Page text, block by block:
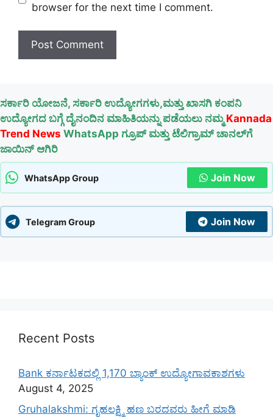
browser for the next time I comment.
ಸರ್ಕಾರಿ ಯೋಜನೆ, ಸರ್ಕಾರಿ ಉದ್ಯೋಗಗಳು,ಮತ್ತು ಖಾಸಗಿ ಕಂಪನಿ
ಉದ್ಯೋಗದ ಬಗ್ಗೆ ದೈನಂದಿನ ಮಾಹಿತಿಯನ್ನು ಪಡೆಯಲು ನಮ್ಮKannada
Trend News WhatsApp ಗ್ರೂಪ್ ಮತ್ತು ಟೆಲಿಗ್ರಾಮ್ ಚಾನಲ್‌ಗೆ
ಜಾಯಿನ್ ಆಗಿರಿ
WhatsApp Group Join Now
Telegram Group Join Now
Recent Posts
Bank ಕರ್ನಾಟಕದಲ್ಲಿ 1,170 ಬ್ಯಾಂಕ್ ಉದ್ಯೋಗಾವಕಾಶಗಳು
August 4, 2025
Gruhalakshmi: ಗೃಹಲಕ್ಷ್ಮಿ ಹಣ ಬರದವರು ಹೀಗೆ ಮಾಡಿ